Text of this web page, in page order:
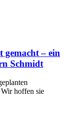
gemacht – ein
Schmidt
hoffen sie